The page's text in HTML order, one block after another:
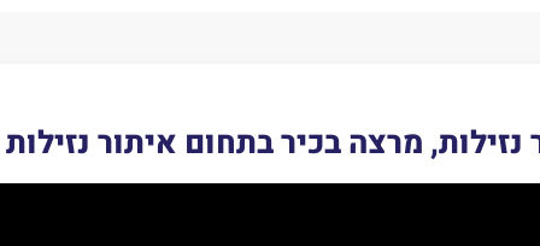
מרצה בכיר בתחום איתור